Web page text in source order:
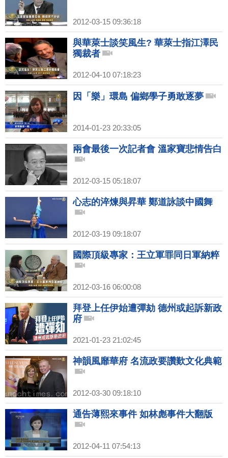
2012-03-15 09:36:18
與華萊士談笑風生? 華萊士指江澤民
獨裁者
2012-04-10 07:18:23
因「樂」環島 偏鄉學子勇敢逐夢
2014-01-23 20:33:05
兩會最後一次記者會 溫家寶悲情告白
2012-03-15 05:18:07
心志的淬煉與昇華 鄭道詠談中國舞
2012-03-19 09:18:07
國際頂級專家：王立軍罪同日軍納粹
2012-03-16 06:00:08
拜登上任伊始遭彈劾 德州或起訴新政
府
2021-01-23 21:02:45
神韻風靡華府 名流政要讚歎文化典範
2012-03-30 09:18:10
通告薄熙來事件 如林彪事件大翻版
2012-04-11 07:54:13